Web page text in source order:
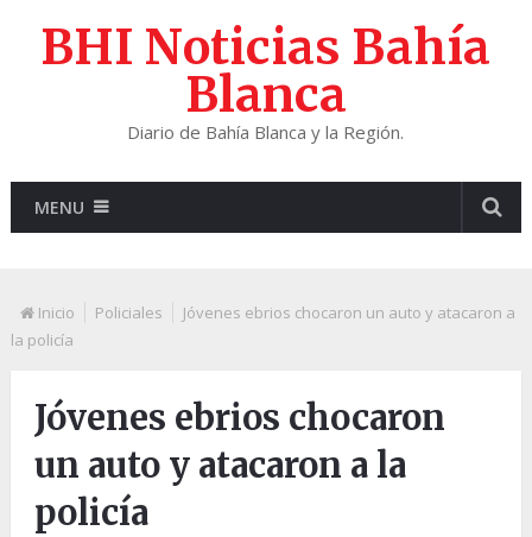
BHI Noticias Bahía
Blanca
Diario de Bahía Blanca y la Región.
MENU
Inicio Policiales
Jóvenes ebrios chocaron un auto y atacaron a
la policía
Jóvenes ebrios chocaron
un auto y atacaron a la
policía